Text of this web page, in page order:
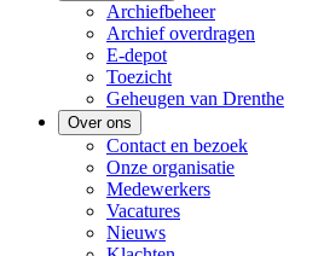
Archiefbeheer
Archief overdragen
E-depot
Toezicht
Geheugen van Drenthe
Over ons
Contact en bezoek
Onze organisatie
Medewerkers
Vacatures
Nieuws